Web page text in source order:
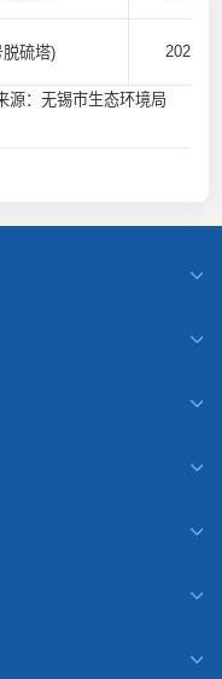
硫塔) 2026/
源：无锡市生态环境局